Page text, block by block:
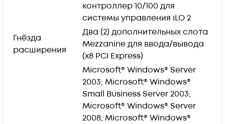
контроллер 10/100 для
системы управления iLO 2
Гнёзда
расширения
Два (2) дополнительных слота
Mezzanine для ввода/вывода
(x8 PCI Express)
Microsoft® Windows® Server
2003; Microsoft® Windows®
Small Business Server 2003;
Microsoft® Windows® Server
2008; Microsoft® Windows®